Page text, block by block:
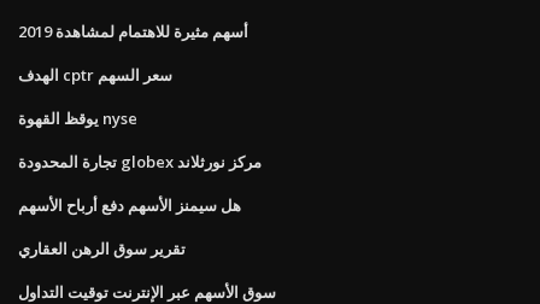
أسهم مثيرة للاهتمام لمشاهدة 2019
الهدف cptr سعر السهم
يوقظ القهوة nyse
تجارة المحدودة globex مركز نورثلاند
هل سيمنز الأسهم دفع أرباح الأسهم
تقرير سوق الرهن العقاري
سوق الأسهم عبر الإنترنت توقيت التداول